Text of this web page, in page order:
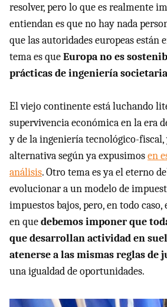
resolver, pero lo que es realmente
entiendan es que no hay nada
que las autoridades europeas están
tema es queEuropa no es
prácticas de ingeniería
El viejo continente está luchando
supervivencia económica en la era
y de la ingeniería tecnológico-
alternativa según ya expusimosen
análisis. Otro tema es ya el eterno
evolucionar a un modelo de
impuestos bajos, pero, en todo caso,
en quedebemos imponer que
que desarrollan actividad en
atenerse a las mismas reglas de
una igualdad de oportunidades.